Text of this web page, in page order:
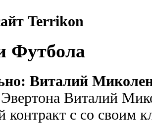
Terrikon
Футбола
Виталий
Виталий
контракт с со своим